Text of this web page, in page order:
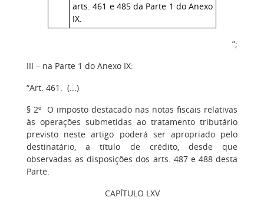
arts. 461 e 485 da Parte 1 do Anexo
IX.
”;
III – na Parte 1 do Anexo IX:
“Art. 461. (...)
§ 2º O imposto destacado nas notas fiscais relativas
às operações submetidas ao tratamento tributário
previsto neste artigo poderá ser apropriado pelo
destinatário, a título de crédito, desde que
observadas as disposições dos arts. 487 e 488 desta
Parte.
CAPÍTULO LXV